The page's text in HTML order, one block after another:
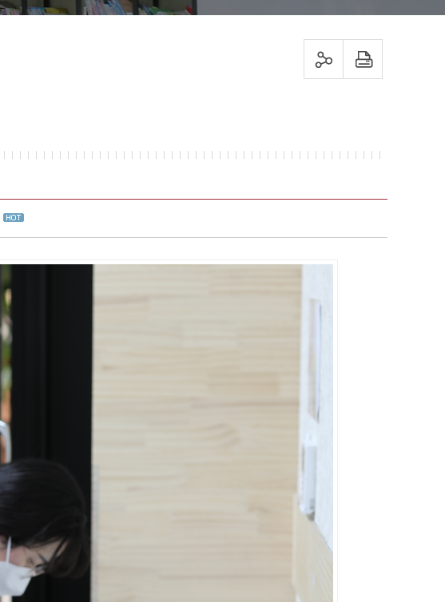
sns 공유하기 프린트하기